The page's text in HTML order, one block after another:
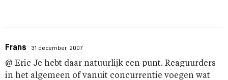
Frans 31 december, 2007
@ Eric Je hebt daar natuurlijk een punt. Reaguurders
in het algemeen of vanuit concurrentie voegen wat